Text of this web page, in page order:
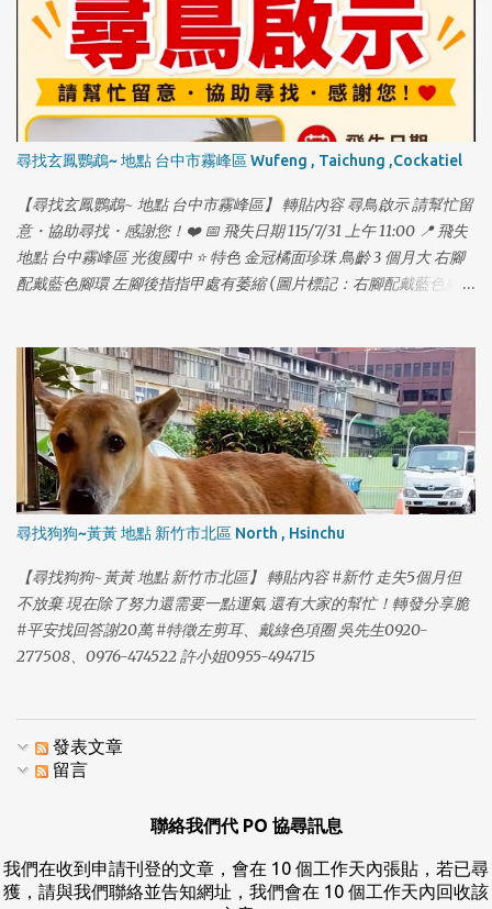
尋找玄鳳鸚鵡~ 地點 台中市霧峰區 Wufeng , Taichung ,Cockatiel
【尋找玄鳳鸚鵡~ 地點 台中市霧峰區】 轉貼內容 尋鳥啟示 請幫忙留
意・協助尋找・感謝您！❤️ 📅 飛失日期 115/7/31 上午 11:00 📍 飛失
地點 台中霧峰區 光復國中 ⭐ 特色 金冠橘面珍珠 鳥齡 3 個月大 右腳
配戴藍色腳環 左腳後指指甲處有萎縮 (圖片標記：右腳配戴藍色腳
尋找狗狗~黃黃 地點 新竹市北區 North , Hsinchu
【尋找狗狗~黃黃 地點 新竹市北區】 轉貼內容 #新竹 走失5個月但
不放棄 現在除了努力還需要一點運氣 還有大家的幫忙！轉發分享脆
#平安找回答謝20萬 #特徵左剪耳、戴綠色項圈 吳先生0920-
277508、0976-474522 許小姐0955-494715
發表文章
留言
聯絡我們代 PO 協尋訊息
我們在收到申請刊登的文章，會在 10 個工作天內張貼，若已尋
獲，請與我們聯絡並告知網址，我們會在 10 個工作天內回收該